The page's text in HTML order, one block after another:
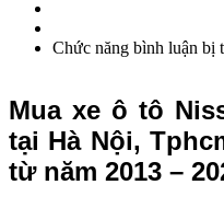
Chức năng bình luận bị
Mua xe ô tô
tại Hà Nội,
từ năm 2013 –